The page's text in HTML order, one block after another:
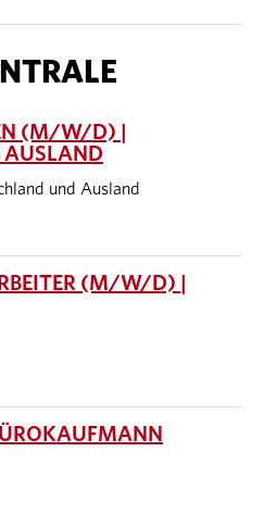
(M/W/D) |
AUSLAND
und Ausland
(M/W/D) |